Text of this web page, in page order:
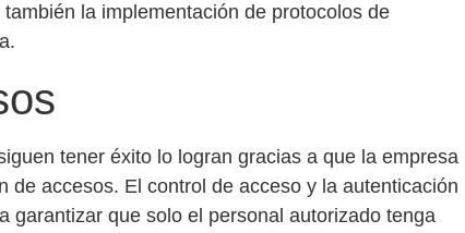
también la implementación de protocolos de
tener éxito lo logran gracias a que la empresa
de accesos. El control de acceso y la autenticación
garantizar que solo el personal autorizado tenga